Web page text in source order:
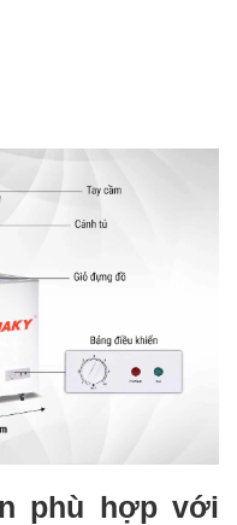
phù hợp với